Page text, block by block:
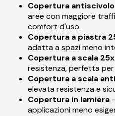
Copertura
aree con maggiore
comfort d'uso.
Copertura a piastra
adatta a spazi meno
Copertura a scala
resistenza, perfetta
Copertura a scala
elevata resistenza e
Copertura in lamiera
applicazioni meno